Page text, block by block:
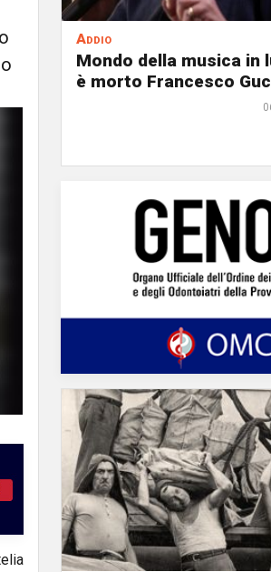
Addio
Mondo della musica in
è morto Francesco